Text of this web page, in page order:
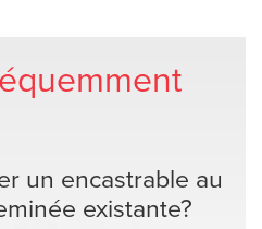
un encastrable au
existante?